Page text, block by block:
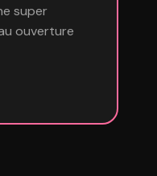
super
ouverture